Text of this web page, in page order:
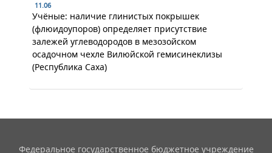
11.06
Учёные: наличие глинистых покрышек
(флюидоупоров) определяет присутствие
залежей углеводородов в мезозойском
осадочном чехле Вилюйской гемисинеклизы
(Республика Саха)
Федеральное государственное бюджетное учреждение